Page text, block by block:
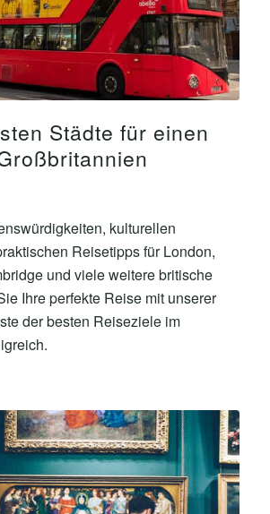
Städte für einen
kulturellen
Reisetipps für London,
und viele weitere britische
Ihre perfekte Reise mit unserer
der besten Reiseziele im